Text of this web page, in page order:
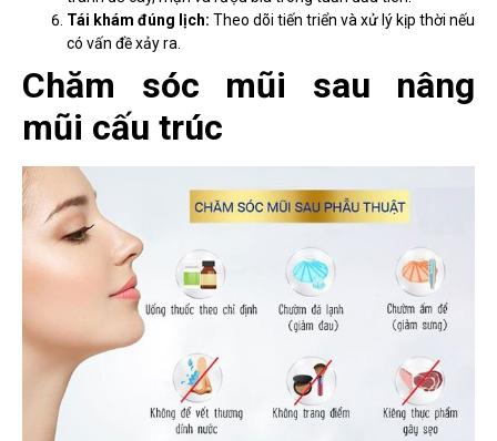
Tái khám đúng lịch: Theo dõi tiến triển và xử lý kịp thời nếu
có vấn đề xảy ra.
Chăm sóc mũi sau nâng
mũi cấu trúc